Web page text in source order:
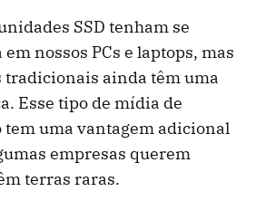
SSD tenham se
nossos PCs e laptops, mas
tradicionais ainda têm uma
Esse tipo de mídia de
uma vantagem adicional
empresas querem
terras raras.